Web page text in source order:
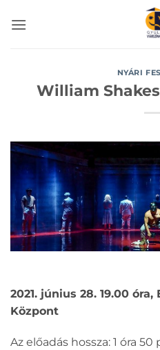
NYÁRI
William
2021. június 28. 19.00
Központ
Az előadás hossza: 1 óra